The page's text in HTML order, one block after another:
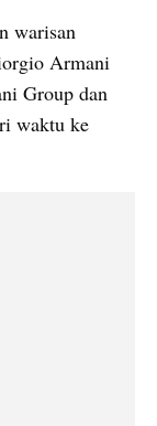
warisan
Armani
Group dan
waktu ke